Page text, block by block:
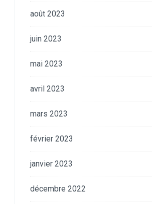
août 2023
juin 2023
mai 2023
avril 2023
mars 2023
février 2023
janvier 2023
décembre 2022